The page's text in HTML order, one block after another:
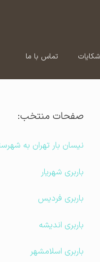
تماس با ما
صفحات منتخب:
نیسان بار تهران به
باربری شهریار
باربری فردیس
باربری اندیشه
باربری اسلامشهر